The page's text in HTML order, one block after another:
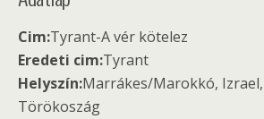
Cim:Tyrant-A vér kötelez
Eredeti cim:Tyrant
Helyszín:Marrákes/Marokkó,
Törökoszág